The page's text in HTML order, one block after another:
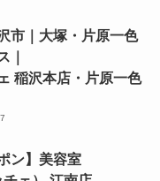
市｜大塚・片原一色
｜
稲沢本店・片原一色
ン】美容室